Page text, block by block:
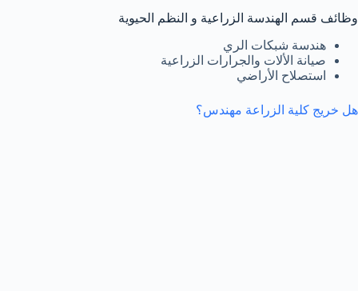
وظائف قسم الهندسة الزراعية و النظم الحيوية
هندسة شبكات الري
صيانة الألات والجرارات الزراعية
استصلاح الأراضي
هل خريج كلية الزراعة مهندس؟